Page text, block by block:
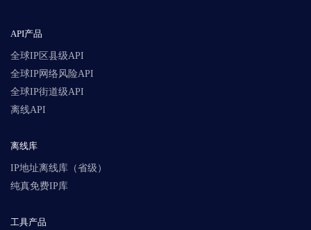
API产品
全球IP区县级API
全球IP网络风险API
全球IP街道级API
离线API
离线库
IP地址离线库（省级）
纯真免费IP库
工具产品